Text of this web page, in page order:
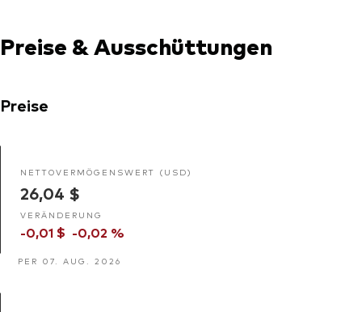
Preise & Ausschüttungen
Preise
NETTOVERMÖGENSWERT (USD)
26,04 $
VERÄNDERUNG
-0,01 $ -0,02 %
PER 07. AUG. 2026